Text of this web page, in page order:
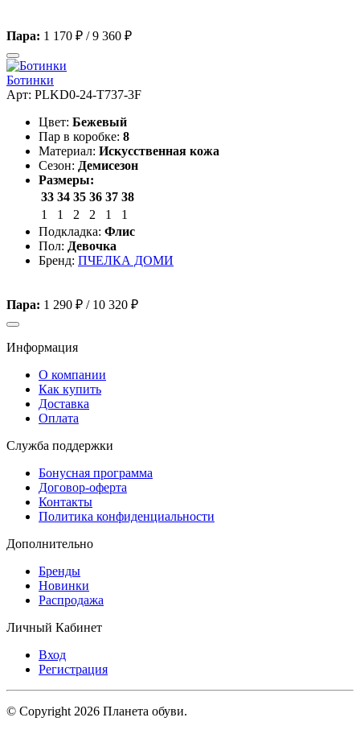
Пара: 1 170 ₽ /9 360 ₽
Ботинки
Арт: PLKD0-24-T737-3F
Цвет: Бежевый
Пар в коробке: 8
Материал: Искусственная кожа
Сезон: Демисезон
Размеры:
33 34 35 36 37 38
1
1 2 2 1
1
Подкладка: Флис
Пол: Девочка
Бренд: ПЧЕЛКА ДОМИ
Пара: 1 290 ₽ / 10 320 ₽
Информация
О компании
Как купить
Доставка
Оплата
Служба поддержки
Бонусная программа
Договор-оферта
Контакты
Политика конфиденциальности
Дополнительно
Бренды
Новинки
Распродажа
Личный Кабинет
Вход
Регистрация
© Copyright 2026 Планета обуви.